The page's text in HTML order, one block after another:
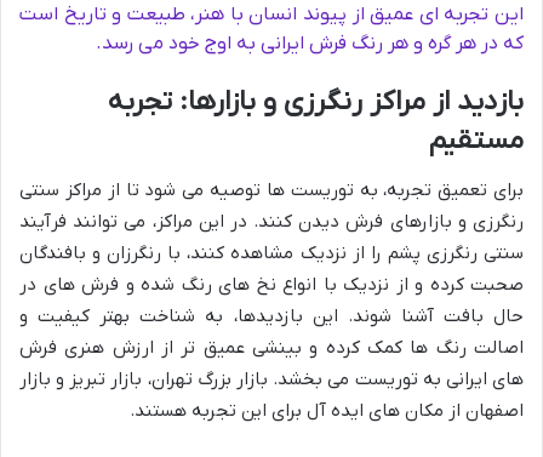
این تجربه ای عمیق از پیوند انسان با هنر، طبیعت و تاریخ است
که در هر گره و هر رنگ فرش ایرانی به اوج خود می رسد.
بازدید از مراکز رنگرزی و بازارها: تجربه
مستقیم
برای تعمیق تجربه، به توریست ها توصیه می شود تا از مراکز سنتی
رنگرزی و بازارهای فرش دیدن کنند. در این مراکز، می توانند فرآیند
سنتی رنگرزی پشم را از نزدیک مشاهده کنند، با رنگرزان و بافندگان
صحبت کرده و از نزدیک با انواع نخ های رنگ شده و فرش های در
حال بافت آشنا شوند. این بازدیدها، به شناخت بهتر کیفیت و
اصالت رنگ ها کمک کرده و بینشی عمیق تر از ارزش هنری فرش
های ایرانی به توریست می بخشد. بازار بزرگ تهران، بازار تبریز و بازار
اصفهان از مکان های ایده آل برای این تجربه هستند.